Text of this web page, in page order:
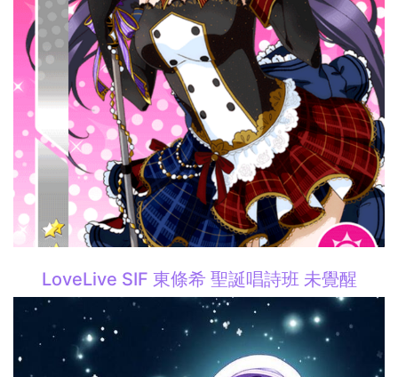
LoveLive SIF 東條希 聖誕唱詩班 未覺醒